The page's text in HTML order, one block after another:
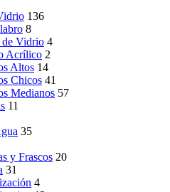
136
8
de Vidrio 4
Acrílico 2
Altos 14
Chicos 41
Medianos 57
11
35
y Frascos 20
31
4